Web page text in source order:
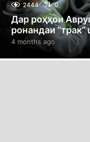
2444 0
Дар роҳҳои
ронандаи “трак”
4 months ago4
m
o